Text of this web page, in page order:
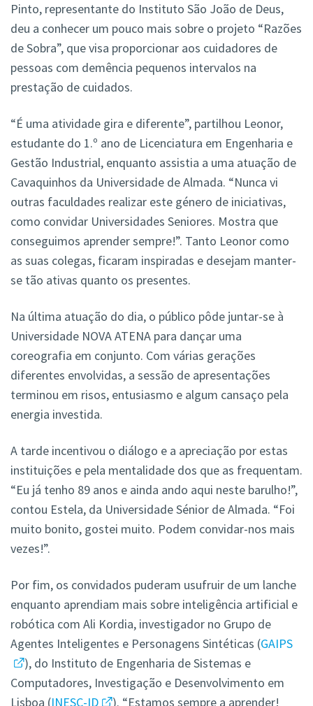
Pinto, representante do Instituto São João de Deus,
deu a conhecer um pouco mais sobre o projeto “Razões
de Sobra”, que visa proporcionar aos cuidadores de
pessoas com demência pequenos intervalos na
prestação de cuidados.
“É uma atividade gira e diferente”, partilhou Leonor,
estudante do 1.º ano de Licenciatura em Engenharia e
Gestão Industrial, enquanto assistia a uma atuação de
Cavaquinhos da Universidade de Almada. “Nunca vi
outras faculdades realizar este género de iniciativas,
como convidar Universidades Seniores. Mostra que
conseguimos aprender sempre!”. Tanto Leonor como
as suas colegas, ficaram inspiradas e desejam manter-
se tão ativas quanto os presentes.
Na última atuação do dia, o público pôde juntar-se à
Universidade NOVA ATENA para dançar uma
coreografia em conjunto. Com várias gerações
diferentes envolvidas, a sessão de apresentações
terminou em risos, entusiasmo e algum cansaço pela
energia investida.
A tarde incentivou o diálogo e a apreciação por estas
instituições e pela mentalidade dos que as frequentam.
“Eu já tenho 89 anos e ainda ando aqui neste barulho!”,
contou Estela, da Universidade Sénior de Almada. “Foi
muito bonito, gostei muito. Podem convidar-nos mais
vezes!”.
Por fim, os convidados puderam usufruir de um lanche
enquanto aprendiam mais sobre inteligência artificial e
robótica com Ali Kordia, investigador no Grupo de
Agentes Inteligentes e Personagens Sintéticas (GAIPS
), do Instituto de Engenharia de Sistemas e
Computadores, Investigação e Desenvolvimento em
Lisboa (INESC-ID ). “Estamos sempre a aprender!